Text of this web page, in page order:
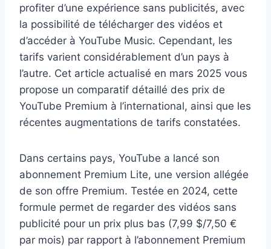
profiter d’une expérience sans publicités, avec
la possibilité de télécharger des vidéos et
d’accéder à YouTube Music. Cependant, les
tarifs varient considérablement d’un pays à
l’autre. Cet article actualisé en mars 2025 vous
propose un comparatif détaillé des prix de
YouTube Premium à l’international, ainsi que les
récentes augmentations de tarifs constatées.
Dans certains pays, YouTube a lancé son
abonnement Premium Lite, une version allégée
de son offre Premium. Testée en 2024, cette
formule permet de regarder des vidéos sans
publicité pour un prix plus bas (7,99 $/7,50 €
par mois) par rapport à l’abonnement Premium